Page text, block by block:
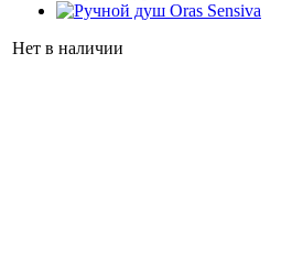
Нет в наличии